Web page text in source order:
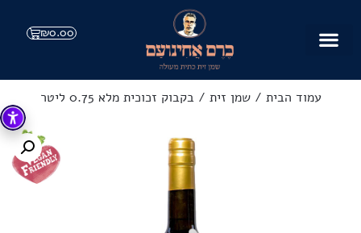
₪0.00
עמוד הבית /שמן זית / בקבוק זכוכית מלא 0.75 ליטר